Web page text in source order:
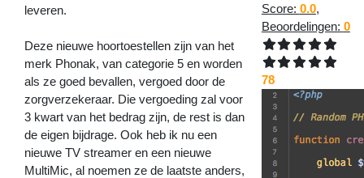
leveren.
Deze nieuwe hoortoestellen zijn van het
merk Phonak, van categorie 5 en worden
als ze goed bevallen, vergoed door de
zorgverzekeraar. Die vergoeding zal voor
3 kwart van het bedrag zijn, de rest is dan
de eigen bijdrage. Ook heb ik nu een
nieuwe TV streamer en een nieuwe
MultiMic, al noemen ze de laatste anders,
Score: 0.0,
Beoordelingen: 0
78